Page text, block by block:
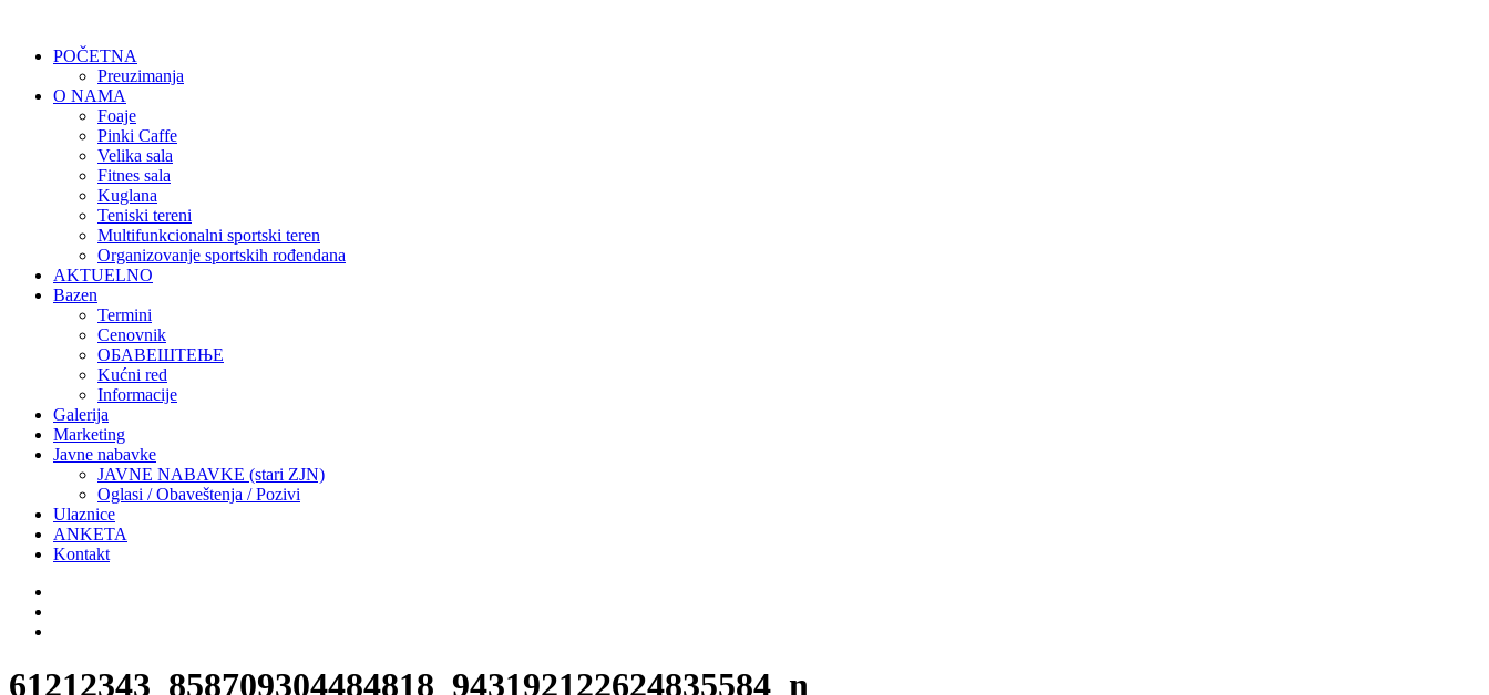
POČETNA
Preuzimanja
O NAMA
Foaje
Pinki Caffe
Velika sala
Fitnes sala
Kuglana
Teniski tereni
Multifunkcionalni sportski teren
Organizovanje sportskih rođendana
AKTUELNO
Bazen
Termini
Cenovnik
ОБАВЕШТЕЊЕ
Kućni red
Informacije
Galerija
Marketing
Javne nabavke
JAVNE NABAVKE (stari ZJN)
Oglasi / Obaveštenja / Pozivi
Ulaznice
ANKETA
Kontakt
61212343_858709304484818_943192122624835584_n